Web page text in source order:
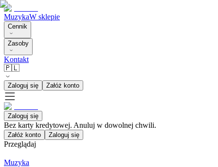
MuzykaW sklepie
Cennik
Zasoby
Kontakt
🇵🇱
Zaloguj się Załóż konto
Zaloguj się
Bez karty kredytowej. Anuluj w dowolnej chwili.
Załóż konto Zaloguj się
Przeglądaj
Muzyka